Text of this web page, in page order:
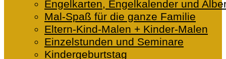
Engelkarten, Engelkalender und
Mal-Spaß für die ganze Familie
Eltern-Kind-Malen + Kinder-Malen
Einzelstunden und Seminare
Kindergeburtstag